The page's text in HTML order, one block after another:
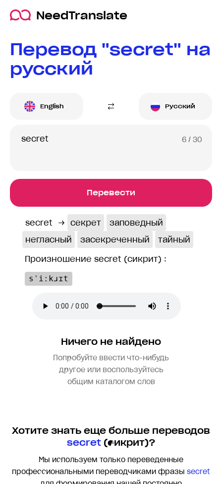
NeedTranslate
Перевод "secret" на
русский
English Русский
6 / 30
Перевести
secret → секрет
заповедный
негласный
засекреченный
тайный
Произношение secret (сикрит) :
sˈiːkɹɪt
Ничего не найдено
Попробуйте ввести что-нибудь
другое или воспользуйтесь
общим каталогом слов
Хотите знать еще больше переводов
secret(сикрит)?
Мы используем только переведенные
профессиональными переводчиками фразы secret